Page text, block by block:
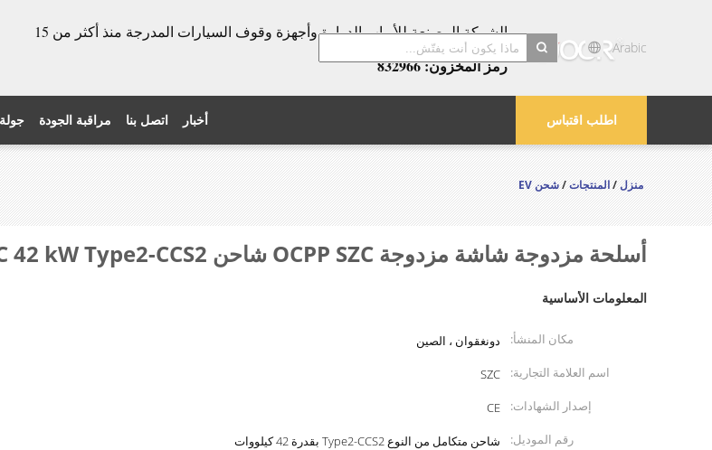
الشركة المصنعة للأبواب الدوارة وأجهزة وقوف السيارات المدرجة منذ أكثر من 15
عامًا!
رمز المخزون: 832966
Arabic
اطلب اقتباس مراقبة الجودة اتصل بنا أخبار
منزل/المنتجات/شحن EV
أسلحة مزدوجة شاشة مزدوجة OCPP SZC شاحن AC-DC 42 kW Type2-CCS2 محطة شحن تجارية على الأرض
المعلومات الأساسية
مكان المنشأ:
دونغقوان ، الصين
اسم العلامة التجارية:
SZC
إصدار الشهادات:
CE
رقم الموديل:
شاحن متكامل من النوع Type2-CCS2 بقدرة 42 كيلووات